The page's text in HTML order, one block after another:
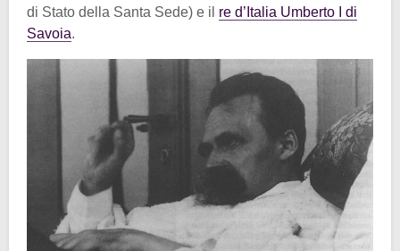
di Stato della Santa Sede) e il re d’Italia Umberto I di
Savoia.